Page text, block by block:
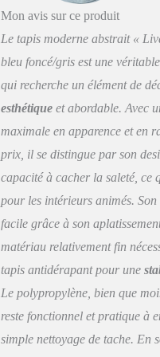
nettoyer
passer
un
est
éviter le
Mon avis sur ce produit
Le tapis moderne abstrait «
bleu foncé/gris est une
qui recherche un élément de
esthétiqueet abordable. Avec
maximale en apparence et en
prix, il se distingue par son
capacité à cacher la saleté, ce
pour les intérieurs animés.
facile grâce à son
matériau relativement fin
tapis antidérapant pour une
Le polypropylène, bien que
reste fonctionnel et pratique à
simple nettoyage de tache. En